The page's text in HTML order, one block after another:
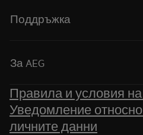
Поддръжка
За AEG
Правила и условия на
Уведомление
личните данни